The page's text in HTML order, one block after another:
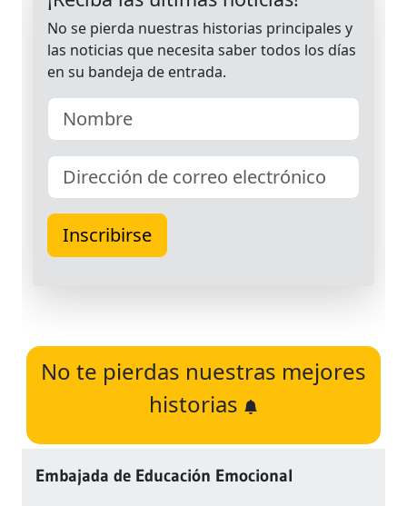
No te pierdas nuestras mejores
historias
Embajada de Educación Emocional